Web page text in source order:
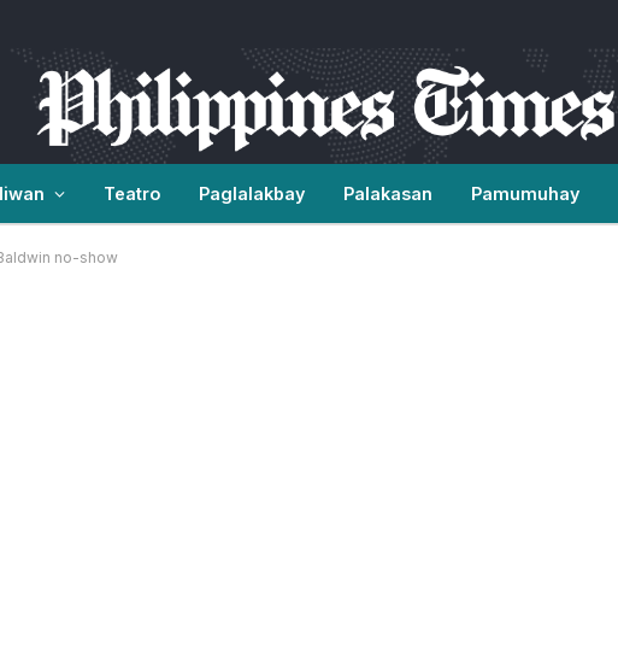
Teatro Paglalakbay Palakasan Pamumuhay
no-show